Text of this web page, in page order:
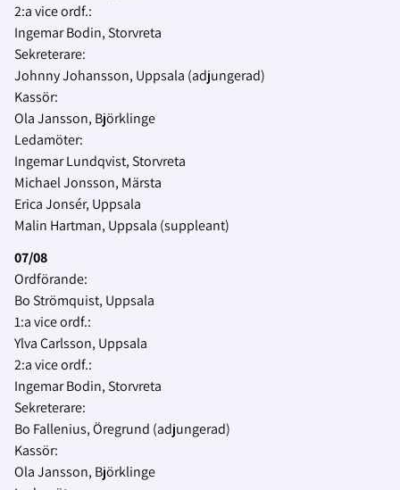
2:a vice ordf.:
Ingemar Bodin, Storvreta
Sekreterare:
Johnny Johansson, Uppsala (adjungerad)
Kassör:
Ola Jansson, Björklinge
Ledamöter:
Ingemar Lundqvist, Storvreta
Michael Jonsson, Märsta
Erica Jonsér, Uppsala
Malin Hartman, Uppsala (suppleant)
07/08
Ordförande:
Bo Strömquist, Uppsala
1:a vice ordf.:
Ylva Carlsson, Uppsala
2:a vice ordf.:
Ingemar Bodin, Storvreta
Sekreterare:
Bo Fallenius, Öregrund (adjungerad)
Kassör:
Ola Jansson, Björklinge